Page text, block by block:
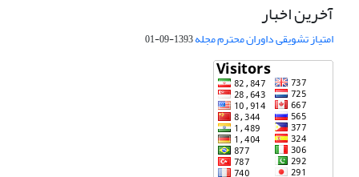
آخرین اخبار
امتیاز تشویقی داوران محترم مجله1393-09-01